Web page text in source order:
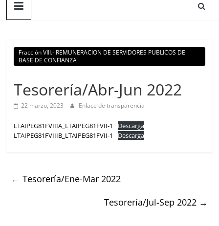
Fracción VIII.- REMUNERACION DE SERVIDORES PUBLICOS DE
BASE DE CONFIANZA
Tesorería/Abr-Jun 2022
22 marzo, 2023 Enlace de transparencia
LTAIPEG81FVIIIA_LTAIPEG81FVII-1
Descarga
LTAIPEG81FVIIIB_LTAIPEG81FVII-1
Descarga
← Tesorería/Ene-Mar 2022
Tesorería/Jul-Sep 2022 →